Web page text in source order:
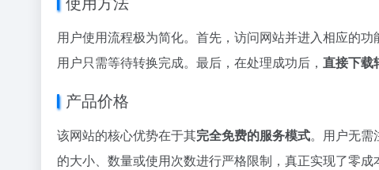
用户使用流程极为简化。首先，访问网站并进入相应的功
用户只需等待转换完成。最后，在处理成功后， 直接下载
产品价格
该网站的核心优势在于其完全免费的服务模式。用户无需
的大小、数量或使用次数进行严格限制，真正实现了零成